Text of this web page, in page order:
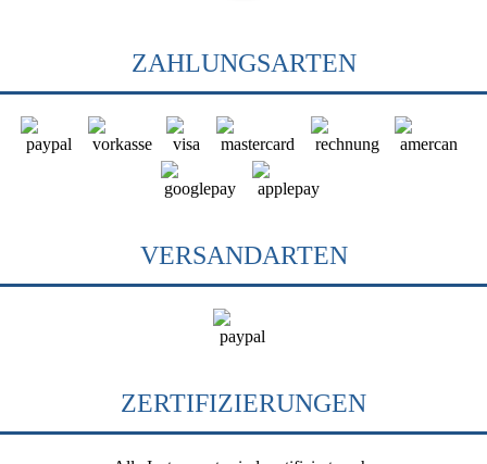
ZAHLUNGSARTEN
VERSANDARTEN
ZERTIFIZIERUNGEN